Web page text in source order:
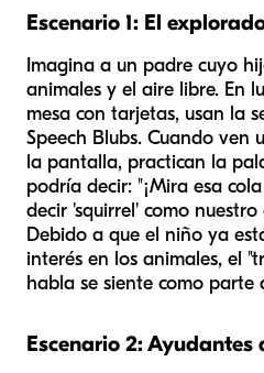
Escenario 1: El
Imagina a un padre cuyo
animales y el aire libre. En
mesa con tarjetas, usan la
Speech Blubs. Cuando ven
la pantalla, practican la
podría decir: "¡Mira esa
decir 'squirrel' como
Debido a que el niño ya
interés en los animales, el
habla se siente como parte
Escenario 2: Ayudantes